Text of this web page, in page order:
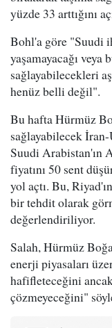
yüzde 33 arttığını
Bohl'a göre "Suudi
yaşamayacağı veya
sağlayabilecekleri
henüz belli değil".
Bu hafta Hürmüz
sağlayabilecek
Suudi Arabistan'ın
fiyatını 50 sent
yol açtı. Bu,
bir tehdit olarak
değerlendiriliyor.
Salah, Hürmüz
enerji piyasaları
hafifleteceğini
çözmeyeceğini"